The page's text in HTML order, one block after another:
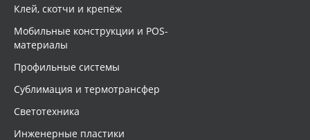
Клей, скотчи и крепёж
Мобильные конструкции и POS-
материалы
Профильные системы
Сублимация и термотрансфер
Светотехника
Инженерные пластики